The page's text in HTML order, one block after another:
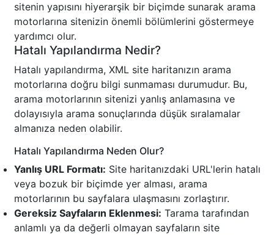
sitenin yapısını hiyerarşik bir biçimde sunarak arama
motorlarına sitenizin önemli bölümlerini göstermeye
yardımcı olur.
Hatalı Yapılandırma Nedir?
Hatalı yapılandırma, XML site haritanızın arama
motorlarına doğru bilgi sunmaması durumudur. Bu,
arama motorlarının sitenizi yanlış anlamasına ve
dolayısıyla arama sonuçlarında düşük sıralamalar
almanıza neden olabilir.
Hatalı Yapılandırma Neden Olur?
Yanlış URL Formatı: Site haritanızdaki URL'lerin hatalı
veya bozuk bir biçimde yer alması, arama
motorlarının bu sayfalara ulaşmasını zorlaştırır.
Gereksiz Sayfaların Eklenmesi: Tarama tarafından
anlamlı ya da değerli olmayan sayfaların site